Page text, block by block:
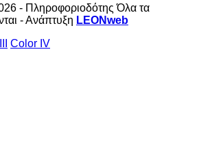
- Πληροφοριοδότης Όλα τα
- Ανάπτυξη LEONweb
Color IV